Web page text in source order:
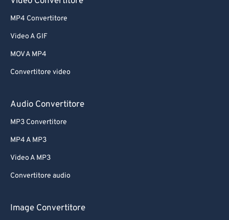
MP4 Convertitore
Video A GIF
MOV A MP4
Convertitore video
Audio Convertitore
MP3 Convertitore
MP4 A MP3
Video A MP3
Convertitore audio
Image Convertitore